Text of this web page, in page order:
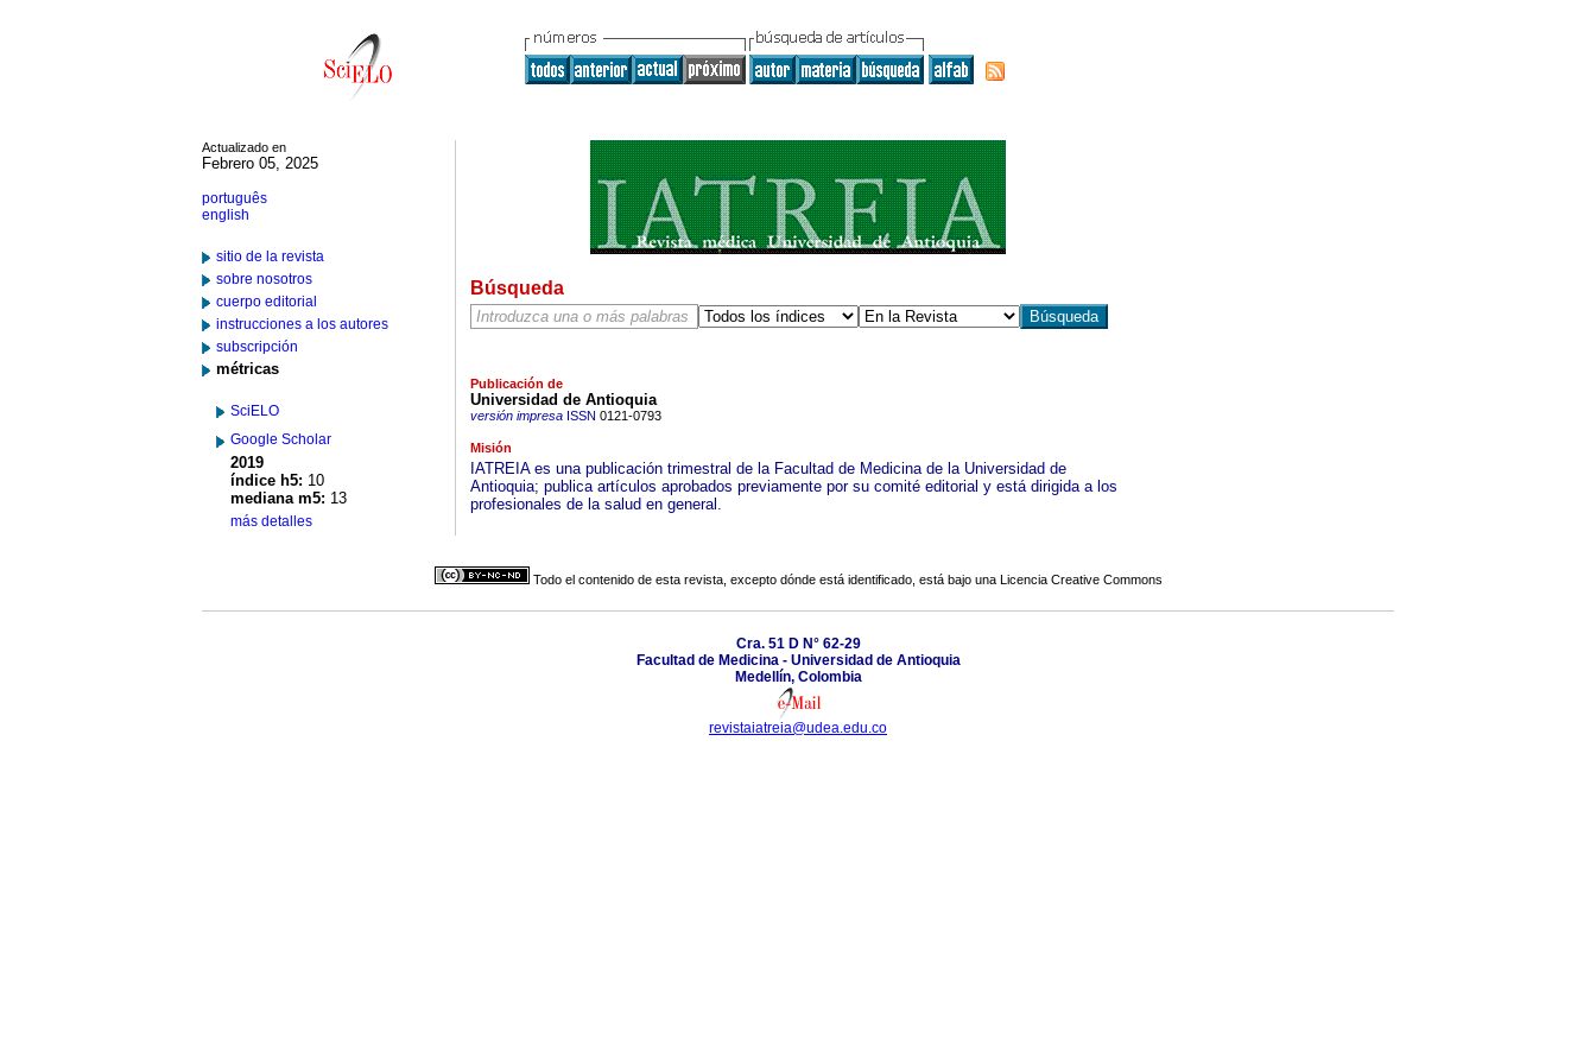
Actualizado en
Febrero 05, 2025
português
english
sitio de la revista
sobre nosotros
cuerpo editorial
instrucciones a los autores
subscripción
métricas
SciELO
Google Scholar
2019
índice h5: 10
mediana m5: 13
más detalles
Búsqueda
Publicación de
Universidad de Antioquia
versión impresaISSN 0121-0793
Misión
IATREIA es una publicación trimestral de la Facultad de Medicina de la Universidad de
Antioquia; publica artículos aprobados previamente por su comité editorial y está dirigida a los
profesionales de la salud en general.
Todo el contenido de esta revista, excepto dónde está identificado, está bajo una Licencia Creative Commons
Cra. 51 D N° 62-29
Facultad de Medicina - Universidad de Antioquia
Medellín, Colombia
revistaiatreia@udea.edu.co